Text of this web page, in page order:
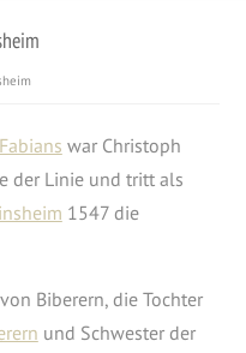
Fabians war Christoph
der Linie und tritt als
1547 die
Biberern, die Tochter
und Schwester der